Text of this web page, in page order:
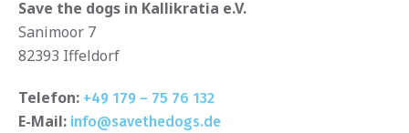
Save the dogs in Kallikratia e.V.
Sanimoor 7
82393 Iffeldorf
Telefon: +49 179 – 75 76 132
E-Mail: info@savethedogs.de